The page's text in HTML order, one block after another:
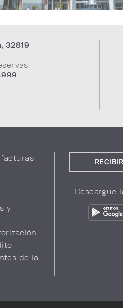
, 32819
y
de la
Descargue